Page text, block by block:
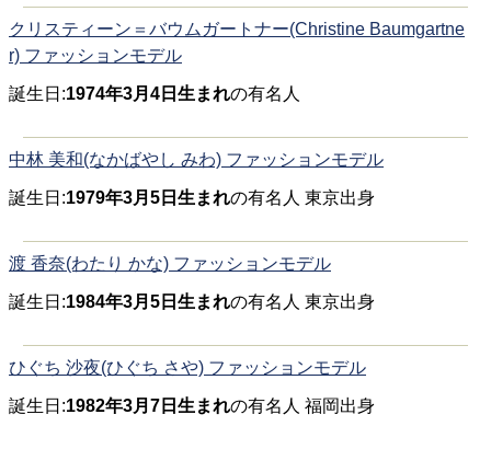
クリスティーン＝バウムガートナー(Christine Baumgartne
r) ファッションモデル
誕生日:1974年3月4日生まれの有名人
中林 美和(なかばやし みわ) ファッションモデル
誕生日:1979年3月5日生まれの有名人 東京出身
渡 香奈(わたり かな) ファッションモデル
誕生日:1984年3月5日生まれの有名人 東京出身
ひぐち 沙夜(ひぐち さや) ファッションモデル
誕生日:1982年3月7日生まれの有名人 福岡出身